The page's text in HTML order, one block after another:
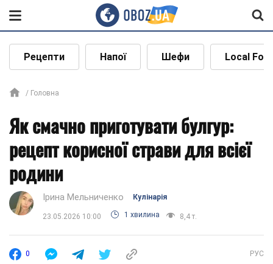
Рецепти Напої Шефи Local
Головна
Як смачно приготувати булгур:
рецепт корисної страви для всієї
родини
Ірина Мельниченко Кулінарія
23.05.2026 10:00 1 хвилина 8,4 т.
0 РУС